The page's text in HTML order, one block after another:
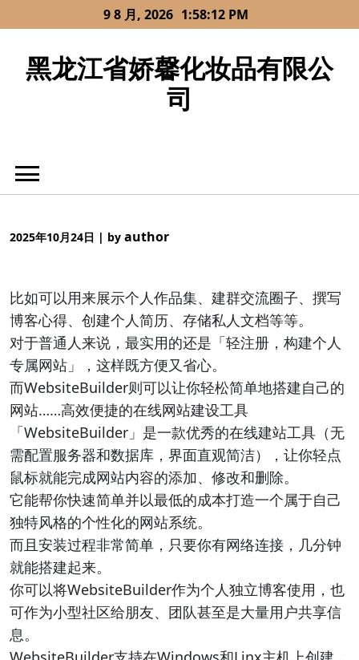
to
9 8 月, 2026 1:58:13 PM
黑龙江省娇馨化妆品有限公
司
2025年10月24日 | by author
比如可以用来展示个人作品集、建群交流圈子、撰写
博客心得、创建个人简历、存储私人文档等等。
对于普通人来说，最实用的还是「轻注册，构建个人
专属网站」，这样既方便又省心。
而WebsiteBuilder则可以让你轻松简单地搭建自己的
网站……高效便捷的在线网站建设工具
「WebsiteBuilder」是一款优秀的在线建站工具（无
需配置服务器和数据库，界面直观简洁），让你轻点
鼠标就能完成网站内容的添加、修改和删除。
它能帮你快速简单并以最低的成本打造一个属于自己
独特风格的个性化的网站系统。
而且安装过程非常简单，只要你有网络连接，几分钟
就能搭建起来。
你可以将WebsiteBuilder作为个人独立博客使用，也
可作为小型社区给朋友、团队甚至是大量用户共享信
息。